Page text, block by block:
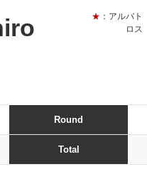
★ ：アルバト
ロス
Round
Total